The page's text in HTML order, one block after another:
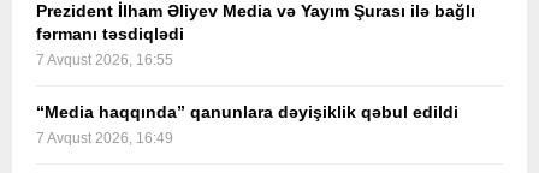
Prezident İlham Əliyev Media və Yayım Şurası ilə bağlı
fərmanı təsdiqlədi
7 Avqust 2026, 16:55
“Media haqqında” qanunlara dəyişiklik qəbul edildi
7 Avqust 2026, 16:49